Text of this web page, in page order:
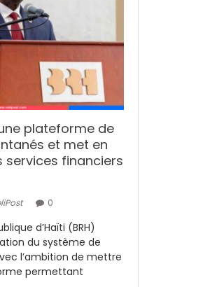
plateforme de
et met en
services financiers
0
d’Haïti (BRH)
du système de
l’ambition de mettre
permettant